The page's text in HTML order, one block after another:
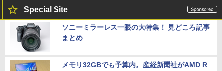
Special Site
ソニーミラーレス一眼の大特集！ 見どころ記事
まとめ
メモリ32GBでも予算内。産経新聞社がAMD R